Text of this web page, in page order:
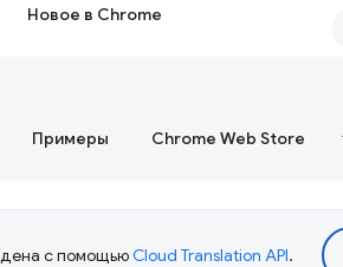
Новое в Chrome
Примеры Chrome Web Store
с помощьюCloud Translation API.